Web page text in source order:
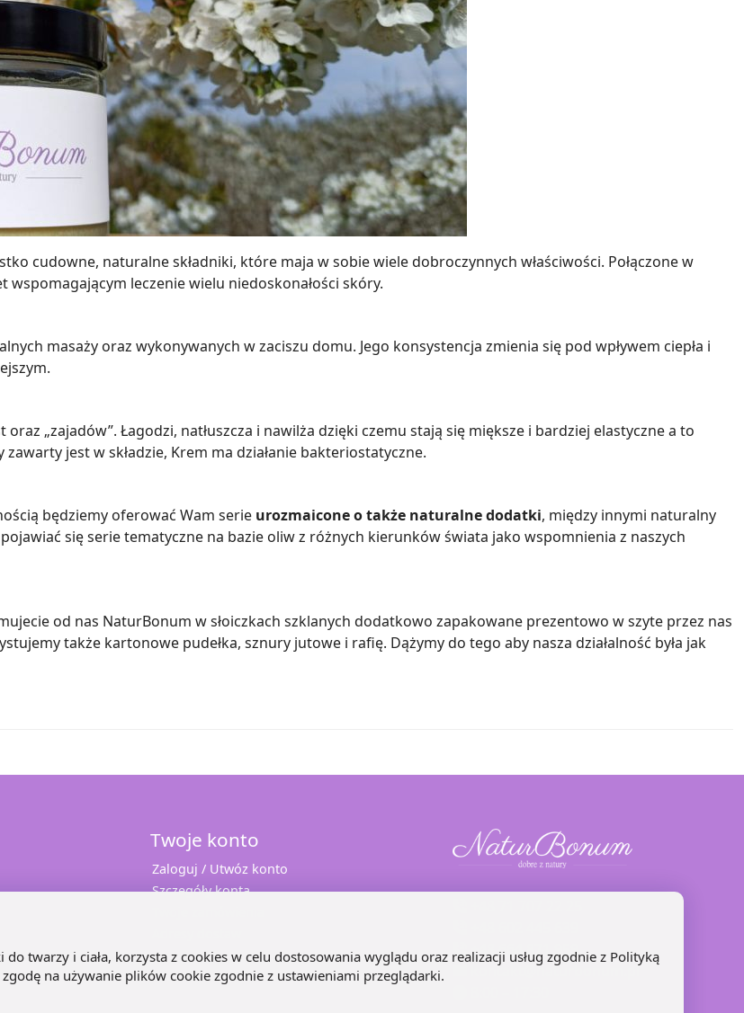
cudowne, naturalne składniki, które maja w sobie wiele dobroczynnych właściwości. Połączone w
leczenie wielu niedoskonałości skóry.
masaży oraz wykonywanych w zaciszu domu. Jego konsystencja zmienia się pod wpływem ciepła i
„zajadów”. Łagodzi, natłuszcza i nawilża dzięki czemu stają się miększe i bardziej elastyczne a to
jest w składzie, Krem ma działanie bakteriostatyczne.
będziemy oferować Wam serie urozmaicone o także naturalne dodatki, między innymi naturalny
się serie tematyczne na bazie oliw z różnych kierunków świata jako wspomnienia z naszych
od nas NaturBonum w słoiczkach szklanych dodatkowo zapakowane prezentowo w szyte przez nas
także kartonowe pudełka, sznury jutowe i rafię. Dążymy do tego aby nasza działalność była jak
Twoje konto
Zaloguj / Utwóz konto
Szczegóły konta
+48 664 871 959
kontakt@naturbonum.pl
twarzy i ciała, korzysta z cookies w celu dostosowania wyglądu oraz realizacji usług zgodnie z Polityką
na używanie plików cookie zgodnie z ustawieniami przeglądarki.